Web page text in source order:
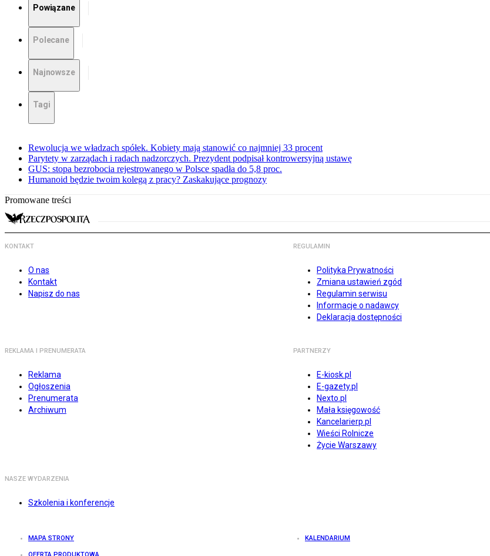
Powiązane
Polecane
Najnowsze
Tagi
Rewolucja we władzach spółek. Kobiety mają stanowić co najmniej 33 procent
Parytety w zarządach i radach nadzorczych. Prezydent podpisał kontrowersyjną ustawę
GUS: stopa bezrobocia rejestrowanego w Polsce spadła do 5,8 proc.
Humanoid będzie twoim kolegą z pracy? Zaskakujące prognozy
Promowane treści
KONTAKT
O nas
Kontakt
Napisz do nas
REGULAMIN
Polityka Prywatności
Zmiana ustawień zgód
Regulamin serwisu
Informacje o nadawcy
Deklaracja dostępności
REKLAMA I PRENUMERATA
Reklama
Ogłoszenia
Prenumerata
Archiwum
PARTNERZY
E-kiosk.pl
E-gazety.pl
Nexto.pl
Mała księgowość
Kancelarierp.pl
Wieści Rolnicze
Życie Warszawy
NASZE WYDARZENIA
Szkolenia i konferencje
MAPA STRONY KALENDARIUM